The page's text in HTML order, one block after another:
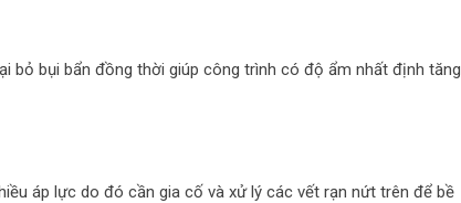
bỏ bụi bẩn đồng thời giúp công trình có độ ẩm nhất định tăng
áp lực do đó cần gia cố và xử lý các vết rạn nứt trên để bề